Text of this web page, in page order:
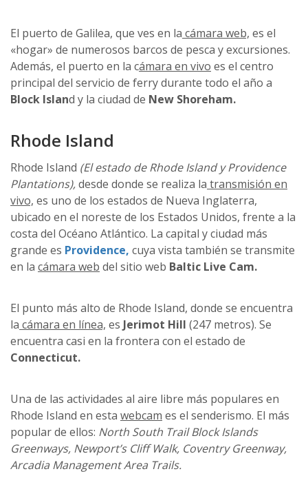
El puerto de Galilea, que ves en la cámara web, es el
«hogar» de numerosos barcos de pesca y excursiones.
Además, el puerto en la cámara en vivo es el centro
principal del servicio de ferry durante todo el año a
Block Island y la ciudad de New Shoreham.
Rhode Island
Rhode Island (El estado de Rhode Island y Providence
Plantations),desde donde se realiza la transmisión en
vivo, es uno de los estados de Nueva Inglaterra,
ubicado en el noreste de los Estados Unidos, frente a la
costa del Océano Atlántico. La capital y ciudad más
grande es Providence, cuya vista también se transmite
en la cámara web del sitio web Baltic Live Cam.
El punto más alto de Rhode Island, donde se encuentra
la cámara en línea, es Jerimot Hill (247 metros). Se
encuentra casi en la frontera con el estado de
Connecticut.
Una de las actividades al aire libre más populares en
Rhode Island en esta webcam es el senderismo. El más
popular de ellos: North South Trail Block Islands
Greenways, Newport’s Cliff Walk, Coventry Greenway,
Arcadia Management Area Trails.